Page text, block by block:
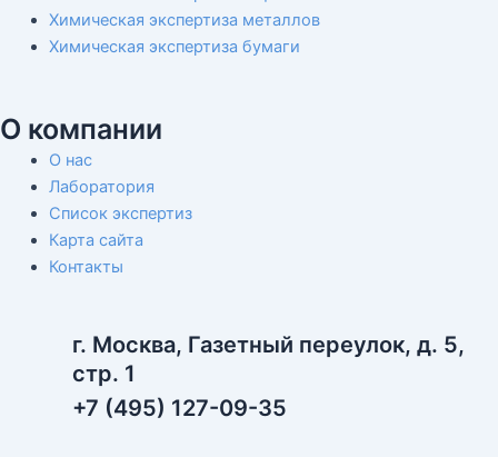
Химическая экспертиза металлов
Химическая экспертиза бумаги
О компании
О нас
Лаборатория
Список экспертиз
Карта сайта
Контакты
г. Москва, Газетный переулок, д. 5,
стр. 1
+7 (495) 127-09-35